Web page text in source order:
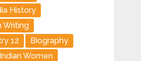
History
Writing
12
Biography
Women